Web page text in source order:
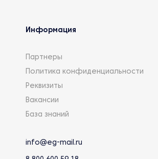
Информация
Партнеры
Политика конфиденциальности
Реквизиты
Вакансии
База знаний
info@eg-mail.ru